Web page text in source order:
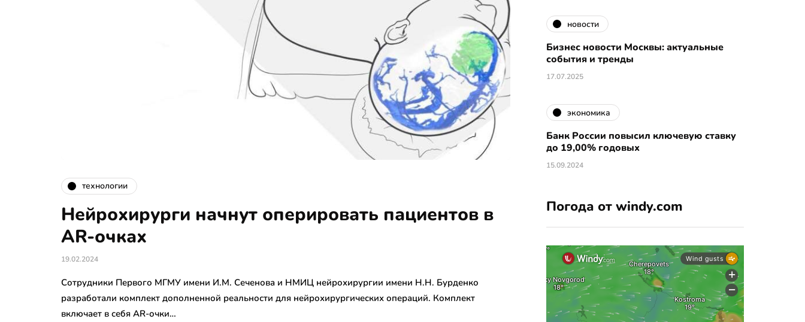
технологии
Нейрохирурги начнут оперировать пациентов в
AR-очках
19.02.2024
Сотрудники Первого МГМУ имени И.М. Сеченова и НМИЦ нейрохирургии имени Н.Н. Бурденко
разработали комплект дополненной реальности для нейрохирургических операций. Комплект
включает в себя AR-очки…
новости
Бизнес новости Москвы: актуальные
события и тренды
17.07.2025
экономика
Банк России повысил ключевую ставку
до 19,00% годовых
15.09.2024
Погода от windy.com